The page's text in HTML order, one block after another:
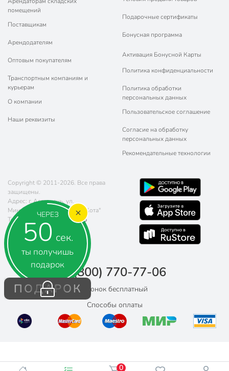
ЧЕРЕЗ
50 сек.
ты получишь
подарок
ПОДАРОК
помещений
Поставщикам
Арендодателям
Оптовым покупателям
Транспортным компаниям и
курьерам
О компании
Наши реквизиты
Подарочные сертификаты
Бонусная программа
Активация Бонусной Карты
Политика конфиденциальности
Политика обработки
персональных данных
Пользовательское соглашение
Согласие на обработку
персональных данных
Рекомендательные технологии
Copyright © 2011-2026. Все права
защищены.
Адрес: г. Астрахань, ул.
Минусинская, д. 8, ТЦ "Три Кота"
Телефон:
8 (800) 770-77-06
Почта:sales@poryadok.ru
8 (800) 770-77-06
Звонок бесплатный
Способы оплаты
0